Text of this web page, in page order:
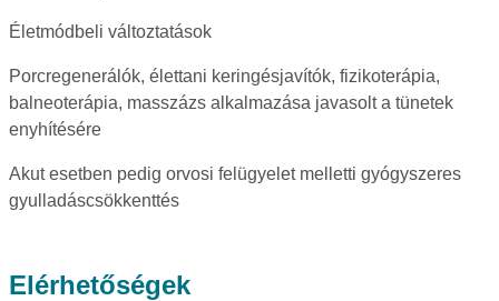
Életmódbeli változtatások
Porcregenerálók, élettani keringésjavítók, fizikoterápia,
balneoterápia, masszázs alkalmazása javasolt a tünetek
enyhítésére
Akut esetben pedig orvosi felügyelet melletti gyógyszeres
gyulladáscsökkenttés
Elérhetőségek